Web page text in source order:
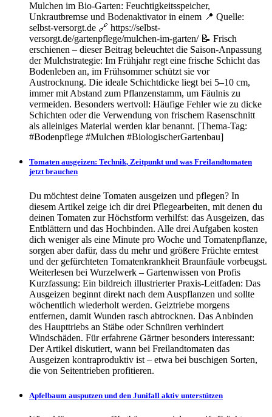
Mulchen im Bio-Garten: Feuchtigkeitsspeicher,
Unkrautbremse und Bodenaktivator in einem 📍 Quelle:
selbst-versorgt.de 🔗 https://selbst-
versorgt.de/gartenpflege/mulchen-im-garten/ 📝 Frisch
erschienen – dieser Beitrag beleuchtet die Saison-Anpassung
der Mulchstrategie: Im Frühjahr regt eine frische Schicht das
Bodenleben an, im Frühsommer schützt sie vor
Austrocknung. Die ideale Schichtdicke liegt bei 5–10 cm,
immer mit Abstand zum Pflanzenstamm, um Fäulnis zu
vermeiden. Besonders wertvoll: Häufige Fehler wie zu dicke
Schichten oder die Verwendung von frischem Rasenschnitt
als alleiniges Material werden klar benannt. [Thema-Tag:
#Bodenpflege #Mulchen #BiologischerGartenbau]
Tomaten ausgeizen: Technik, Zeitpunkt und was Freilandtomaten
jetzt brauchen
Du möchtest deine Tomaten ausgeizen und pflegen? In
diesem Artikel zeige ich dir drei Pflegearbeiten, mit denen du
deinen Tomaten zur Höchstform verhilfst: das Ausgeizen, das
Entblättern und das Hochbinden. Alle drei Aufgaben kosten
dich weniger als eine Minute pro Woche und Tomatenpflanze,
sorgen aber dafür, dass du mehr und größere Früchte erntest
und der gefürchteten Tomatenkrankheit Braunfäule vorbeugst.
Weiterlesen bei Wurzelwerk – Gartenwissen von Profis
Kurzfassung: Ein bildreich illustrierter Praxis-Leitfaden: Das
Ausgeizen beginnt direkt nach dem Auspflanzen und sollte
wöchentlich wiederholt werden. Geiztriebe morgens
entfernen, damit Wunden rasch abtrocknen. Das Anbinden
des Haupttriebs an Stäbe oder Schnüren verhindert
Windschäden. Für erfahrene Gärtner besonders interessant:
Der Artikel diskutiert, wann bei Freilandtomaten das
Ausgeizen kontraproduktiv ist – etwa bei buschigen Sorten,
die von Seitentrieben profitieren.
Apfelbaum ausputzen und den Junifall aktiv unterstützen